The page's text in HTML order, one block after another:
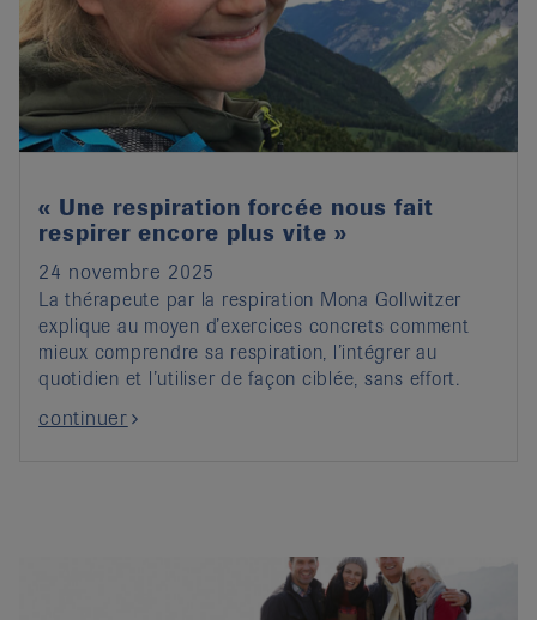
« Une respiration forcée nous fait
respirer encore plus vite »
24 novembre 2025
La thérapeute par la respiration Mona Gollwitzer
explique au moyen d’exercices concrets comment
mieux comprendre sa respiration, l’intégrer au
quotidien et l’utiliser de façon ciblée, sans effort.
continuer